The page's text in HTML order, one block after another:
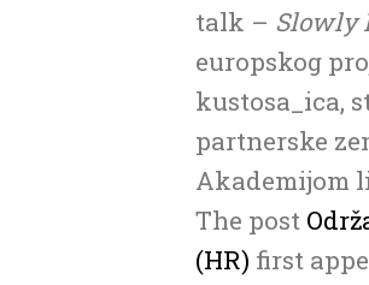
talk – Slowly
europskog
kustosa_ica,
partnerske
Akademijom
The post
(HR) first